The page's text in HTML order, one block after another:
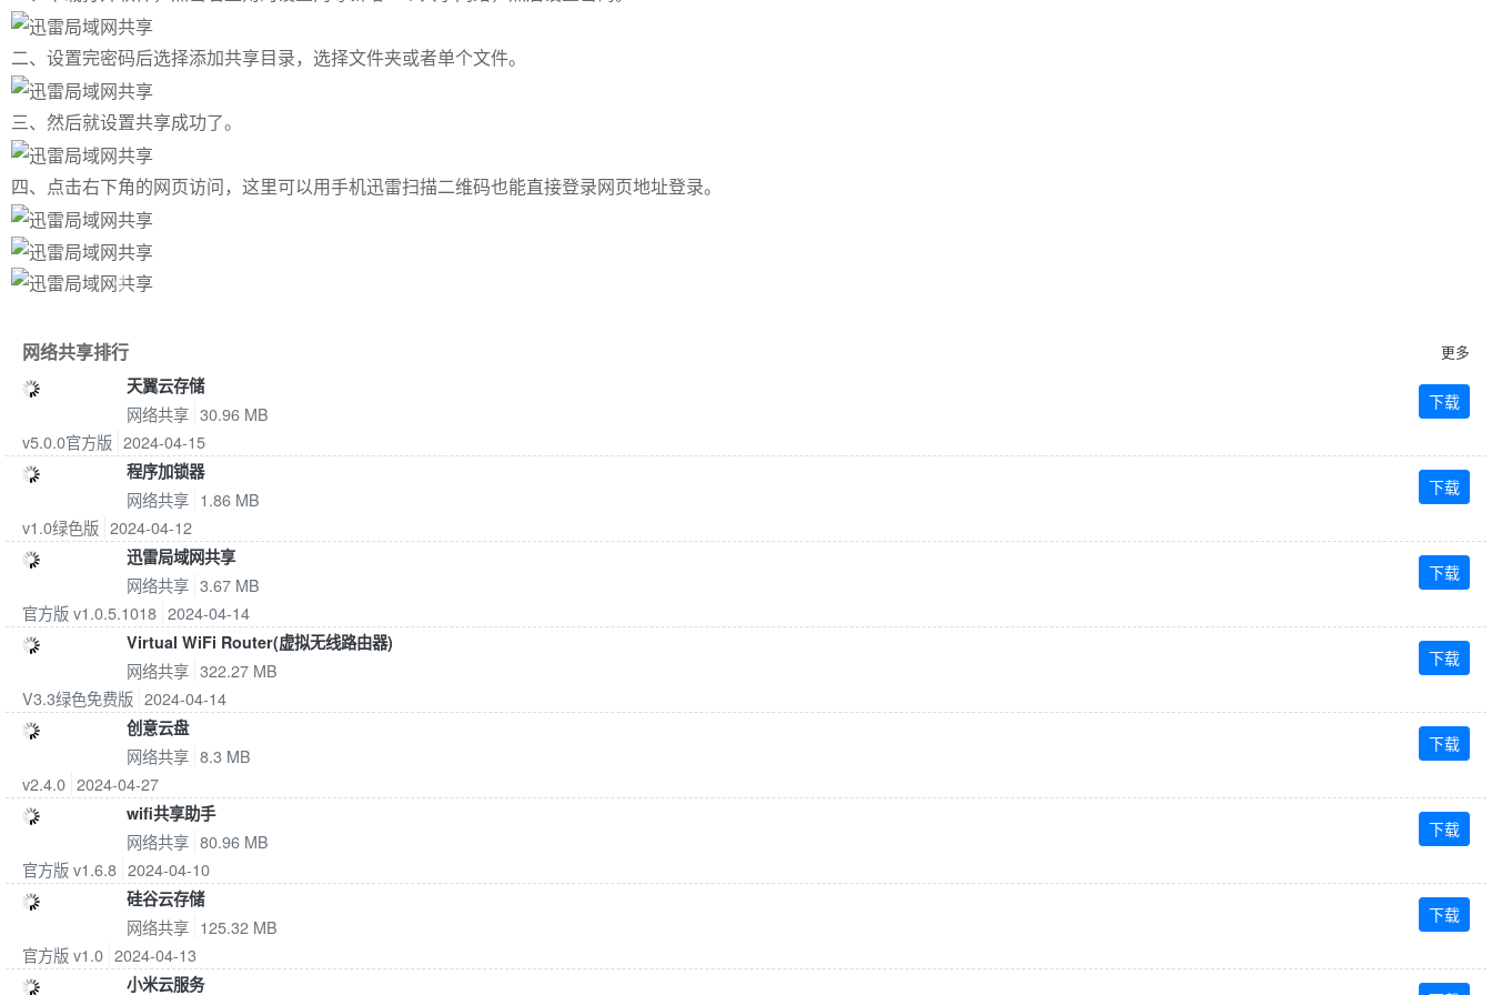
二、设置完密码后选择添加共享目录，选择文件夹或者单个文件。
三、然后就设置共享成功了。
四、点击右下角的网页访问，这里可以用手机迅雷扫描二维码也能直接登录网页地址登录。
Previous
网络共享排行 更多
天翼云存储
网络共享 30.96 MB
v5.0.0官方版 2024-04-15
下载
程序加锁器
网络共享 1.86 MB
v1.0绿色版 2024-04-12
下载
迅雷局域网共享
网络共享 3.67 MB
官方版 v1.0.5.1018 2024-04-14
下载
Virtual WiFi Router(虚拟无线路由器)
网络共享 322.27 MB
V3.3绿色免费版 2024-04-14
下载
创意云盘
网络共享 8.3 MB
v2.4.0 2024-04-27
下载
wifi共享助手
网络共享 80.96 MB
官方版 v1.6.8 2024-04-10
下载
硅谷云存储
网络共享 125.32 MB
官方版 v1.0 2024-04-13
下载
小米云服务